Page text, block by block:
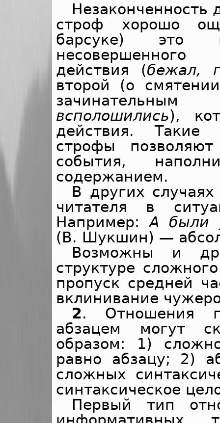
Незаконченность
строф хорошо
барсуке) это
несовершенного
действия (бежал,
второй (о
всполошились),
действия. Такие
строфы позволяют
события,
содержанием.
В других
читателя в
Например:А были
(В. Шукшин) —
Возможны и
структуре
пропуск средней
вклинивание
2. Отношения
абзацем могут
образом: 1)
равно абзацу; 2)
сложных
синтаксическое
Первый тип